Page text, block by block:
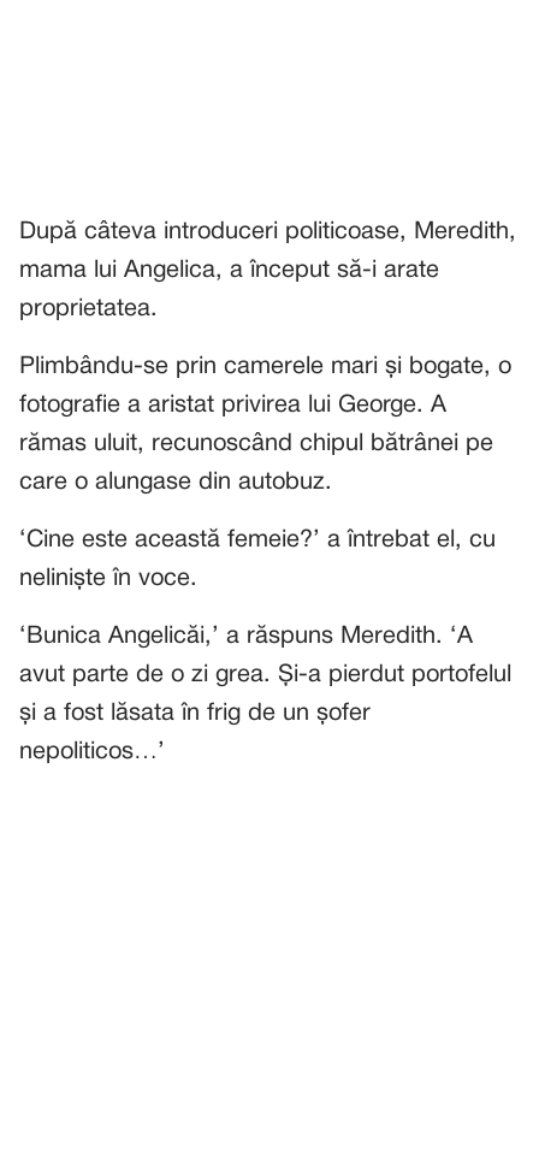
După câteva introduceri politicoase, Meredith,
mama lui Angelica, a început să-i arate
proprietatea.
Plimbându-se prin camerele mari și bogate, o
fotografie a aristat privirea lui George. A
rămas uluit, recunoscând chipul bătrânei pe
care o alungase din autobuz.
‘Cine este această femeie?’ a întrebat el, cu
neliniște în voce.
‘Bunica Angelicăi,’ a răspuns Meredith. ‘A
avut parte de o zi grea. Și-a pierdut portofelul
și a fost lăsata în frig de un șofer
nepoliticos…’